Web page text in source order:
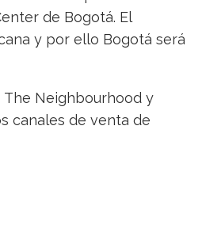
de Bogotá. El
y por ello Bogotá será
Neighbourhood y
canales de venta de